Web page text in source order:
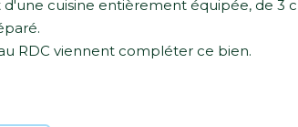
cuisine entièrement équipée, de 3
RDC viennent compléter ce bien.